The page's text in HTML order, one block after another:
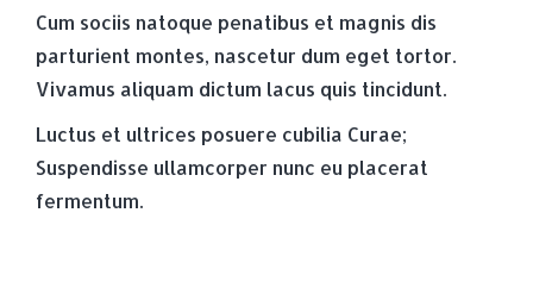
Cum sociis natoque penatibus et magnis dis
parturient montes, nascetur dum eget tortor.
Vivamus aliquam dictum lacus quis tincidunt.
Luctus et ultrices posuere cubilia Curae;
Suspendisse ullamcorper nunc eu placerat
fermentum.